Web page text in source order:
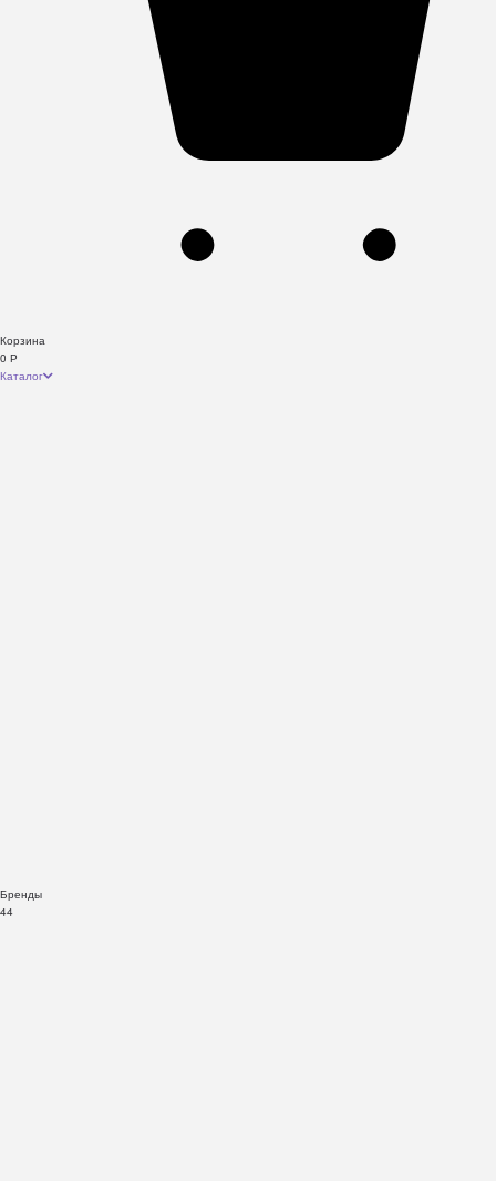
Корзина
0 Р
Каталог
Бренды
44